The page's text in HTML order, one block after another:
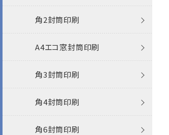
その他
FSC森林認証
再生紙
その他
抗菌・抗ウイルス
ファンシー封筒
プリンター対応
レーザー
インクジェット
フタ折
ポリ封筒
エコ
その他
FSC森林認証
ワックス窓封筒
宛名を見ながら封かんできる窓封
その他
FSC森林認証
和紙
フタ折
Sカラー封筒
フタ折
透けない封筒
クラフト封筒
返信用封筒
洋2タテ・窓封筒
洋5タテ・窓封筒
クラフト封筒
白封筒
洋4タテ・窓封筒
洋6タテ・窓封筒
角3
角6
洋長3
洋長3窓
保存袋
長40
長1
長2
長30
長6
特白
若狭
初芝
甲陽
和紙
透けない
クラフト
ケント
パステル
カラー
プリンター専用紙
カード・挨拶状
名刺
間伐材
封筒
名刺
植林木
雑誌再生紙
むぎ茶殻紙
長4
長4窓
長40
洋4タテ
角2
長3窓
長4
長4窓
角2
角20
ベストカラー封筒
SIAA認証製品 (抗菌・抗ウイル
角2封筒印刷
A4エコ窓封筒印刷
角3封筒印刷
角4封筒印刷
角6封筒印刷